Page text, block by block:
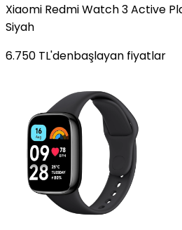
Xiaomi Redmi Watch 3 Active
Siyah
6.750 TL'denbaşlayan fiyatlar